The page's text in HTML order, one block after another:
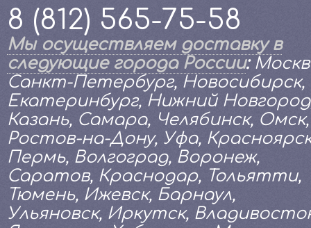
8 (812) 565-75-58
Мы осуществляем доставку в
следующие города России:
Санкт-Петербург, Новосибирск,
Екатеринбург, Нижний
Казань, Самара, Челябинск, Омск,
Ростов-на-Дону, Уфа,
Пермь, Волгоград, Воронеж,
Саратов, Краснодар, Тольятти,
Тюмень, Ижевск, Барнаул,
Ульяновск, Иркутск,